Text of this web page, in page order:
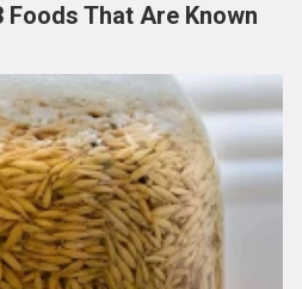
Foods That Are Known